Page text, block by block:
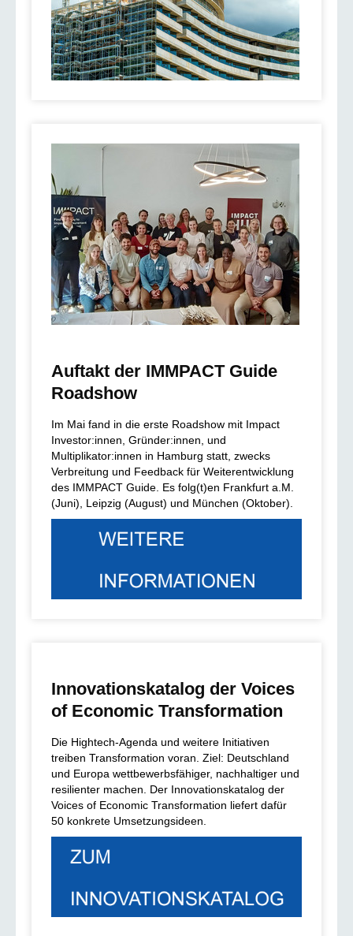
Auftakt der IMMPACT Guide
Roadshow
Im Mai fand in die erste Roadshow mit Impact
Investor:innen, Gründer:innen, und
Multiplikator:innen in Hamburg statt, zwecks
Verbreitung und Feedback für Weiterentwicklung
des IMMPACT Guide. Es folg(t)en Frankfurt a.M.
(Juni), Leipzig (August) und München (Oktober).
Innovationskatalog der Voices
of Economic Transformation
Die Hightech-Agenda und weitere Initiativen
treiben Transformation voran. Ziel: Deutschland
und Europa wettbewerbsfähiger, nachhaltiger und
resilienter machen. Der Innovationskatalog der
Voices of Economic Transformation liefert dafür
50 konkrete Umsetzungsideen.